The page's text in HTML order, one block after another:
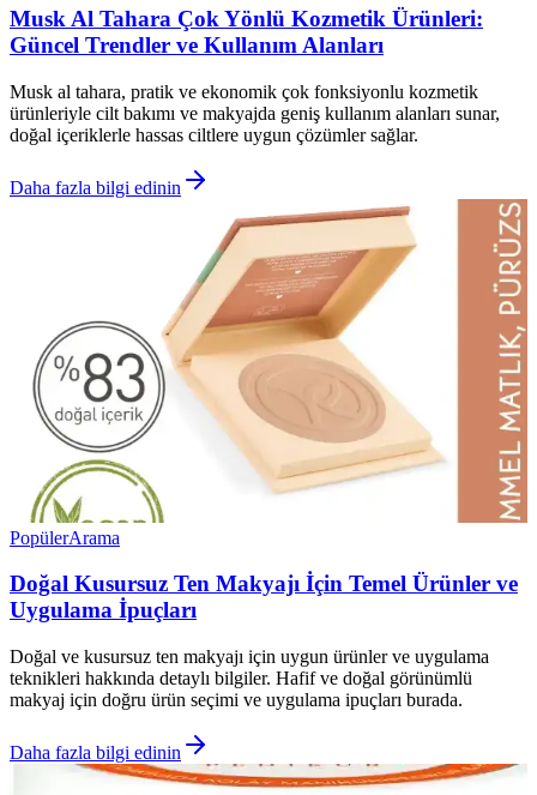
Musk Al Tahara Çok Yönlü Kozmetik Ürünleri:
Güncel Trendler ve Kullanım Alanları
Musk al tahara, pratik ve ekonomik çok fonksiyonlu kozmetik
ürünleriyle cilt bakımı ve makyajda geniş kullanım alanları sunar,
doğal içeriklerle hassas ciltlere uygun çözümler sağlar.
Daha fazla bilgi edinin
PopülerArama
Doğal Kusursuz Ten Makyajı İçin Temel Ürünler ve
Uygulama İpuçları
Doğal ve kusursuz ten makyajı için uygun ürünler ve uygulama
teknikleri hakkında detaylı bilgiler. Hafif ve doğal görünümlü
makyaj için doğru ürün seçimi ve uygulama ipuçları burada.
Daha fazla bilgi edinin